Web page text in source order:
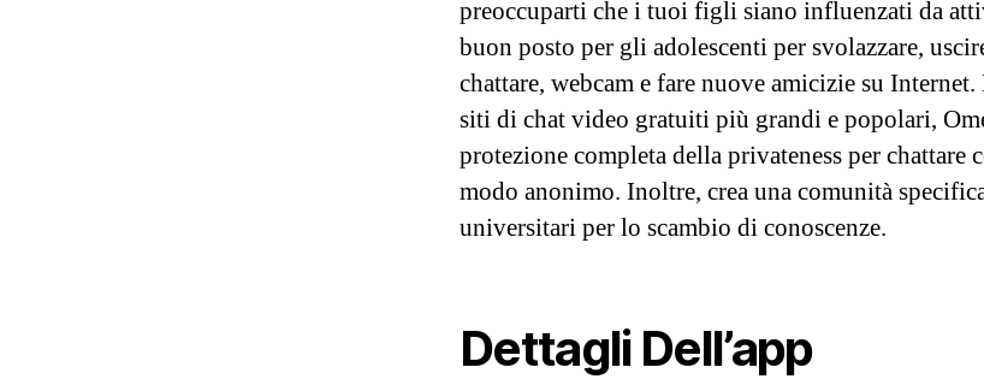
preoccuparti che i tuoi figli siano influenzati da
buon posto per gli adolescenti per svolazzare,
chattare, webcam e fare nuove amicizie su
siti di chat video gratuiti più grandi e popolari,
protezione completa della privateness per chattare
modo anonimo. Inoltre, crea una comunità
universitari per lo scambio di conoscenze.
Dettagli Dell’app